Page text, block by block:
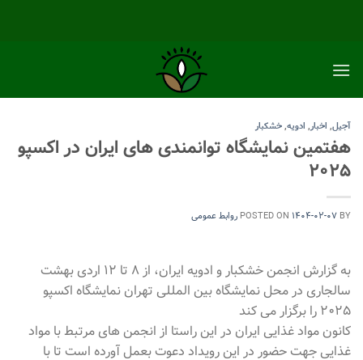
آجیل, اخبار, ادویه,خشکبار
هفتمین نمایشگاه توانمندی های ایران در اکسپو
۲۰۲۵
POSTED ON ۱۴۰۴-۰۲-۰۷ BY روابط عمومی
به گزارش انجمن خشکبار و ادویه ایران، از ۸ تا ۱۲ اردی بهشت
سالجاری در محل نمایشگاه بین المللی تهران نمایشگاه اکسپو
۲۰۲۵ را برگزار می کند
کانون مواد غذایی ایران در این راستا از انجمن های مرتبط با مواد
غذایی جهت حضور در این رویداد دعوت بعمل آورده است تا با